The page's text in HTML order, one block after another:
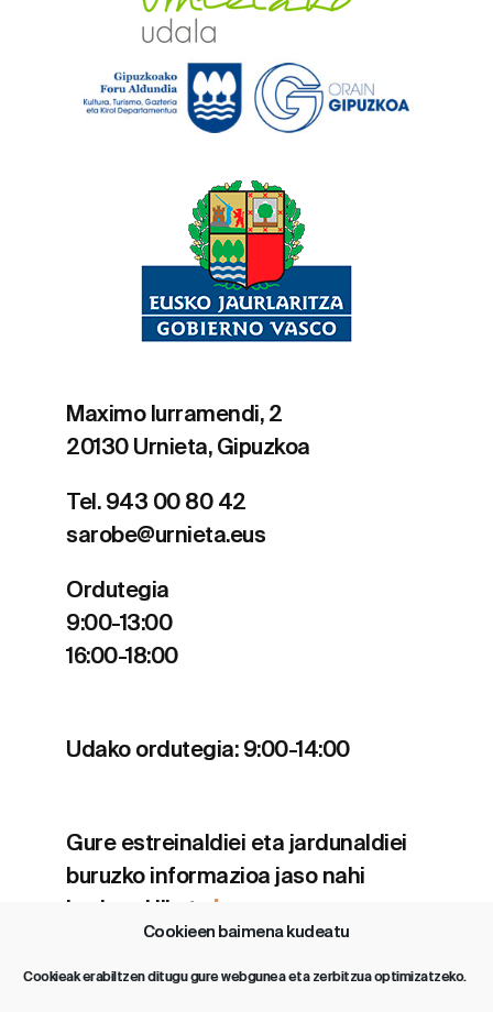
Cookieen baimena kudeatu
Cookieak erabiltzen ditugu gure webgunea eta zerbitzua optimizatzeko.
Maximo Iurramendi, 2
20130 Urnieta, Gipuzkoa
Tel. 943 00 80 42
sarobe@urnieta.eus
Ordutegia
9:00-13:00
16:00-18:00
Udako ordutegia: 9:00-14:00
Gure estreinaldiei eta jardunaldiei
buruzko informazioa jaso nahi